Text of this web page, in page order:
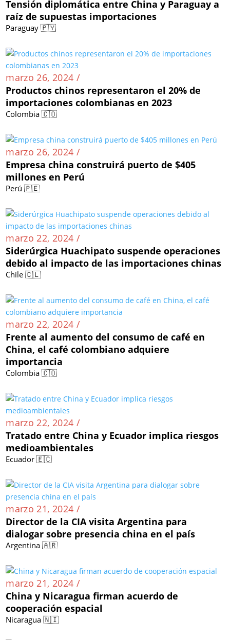
Tensión diplomática entre China y Paraguay a
raíz de supuestas importaciones
Paraguay 🇵🇾
marzo 26, 2024 /
Productos chinos representaron el 20% de
importaciones colombianas en 2023
Colombia 🇨🇴
marzo 26, 2024 /
Empresa china construirá puerto de $405
millones en Perú
Perú 🇵🇪
marzo 22, 2024 /
Siderúrgica Huachipato suspende operaciones
debido al impacto de las importaciones chinas
Chile 🇨🇱
marzo 22, 2024 /
Frente al aumento del consumo de café en
China, el café colombiano adquiere
importancia
Colombia 🇨🇴
marzo 22, 2024 /
Tratado entre China y Ecuador implica riesgos
medioambientales
Ecuador 🇪🇨
marzo 21, 2024 /
Director de la CIA visita Argentina para
dialogar sobre presencia china en el país
Argentina 🇦🇷
marzo 21, 2024 /
China y Nicaragua firman acuerdo de
cooperación espacial
Nicaragua 🇳🇮